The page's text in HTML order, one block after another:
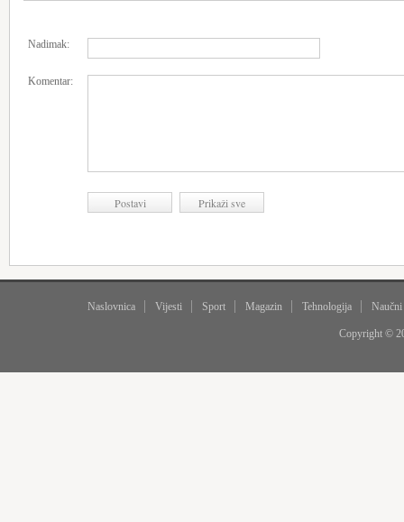
Nadimak:
Komentar:
Naslovnica Vijesti Sport Magazin Tehnologija
Copyright ©